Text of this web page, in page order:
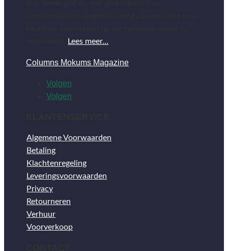
Lees meer…
Columns Mokums Magazine
Volgen
Volgen
Algemene Voorwaarden
Betaling
Klachtenregeling
Leveringsvoorwaarden
Privacy
Retourneren
Verhuur
Voorverkoop